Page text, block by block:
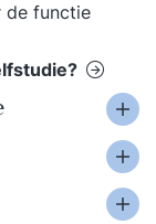
de functie